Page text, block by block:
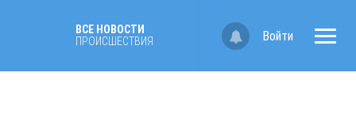
ВСЕ НОВОСТИ
ПРОИСШЕСТВИЯ
Войти